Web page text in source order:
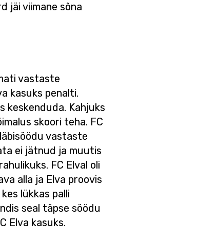
jäi viimane sõna
vastaste
kasuks penalti.
keskenduda. Kahjuks
skoori teha. FC
vastaste
ei jätnud ja muutis
FC Elval oli
alla ja Elva proovis
lükkas palli
seal täpse söödu
Elva kasuks.